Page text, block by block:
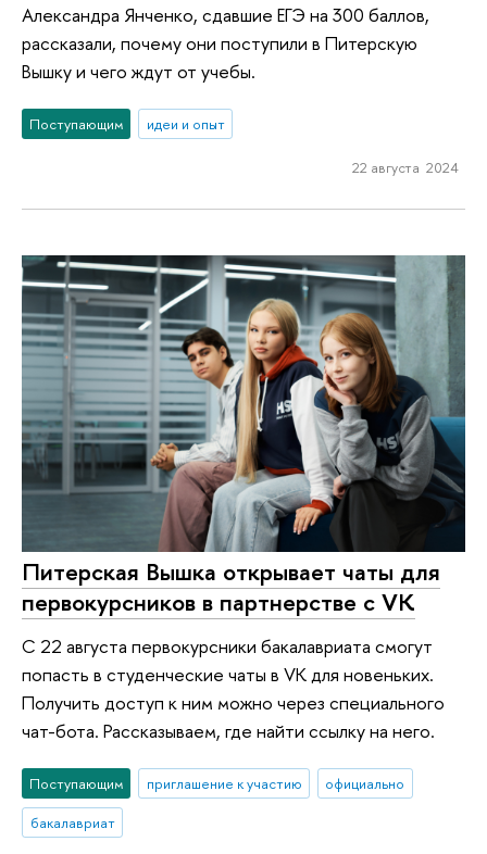
Александра Янченко, сдавшие ЕГЭ на 300 баллов,
рассказали, почему они поступили в Питерскую
Вышку и чего ждут от учебы.
Поступающим идеи и опыт
22 августа 2024
Питерская Вышка открывает чаты для
первокурсников в партнерстве с VK
C 22 августа первокурсники бакалавриата смогут
попасть в студенческие чаты в VK для новеньких.
Получить доступ к ним можно через специального
чат-бота. Рассказываем, где найти ссылку на него.
Поступающим приглашение к участию
официально
бакалавриат